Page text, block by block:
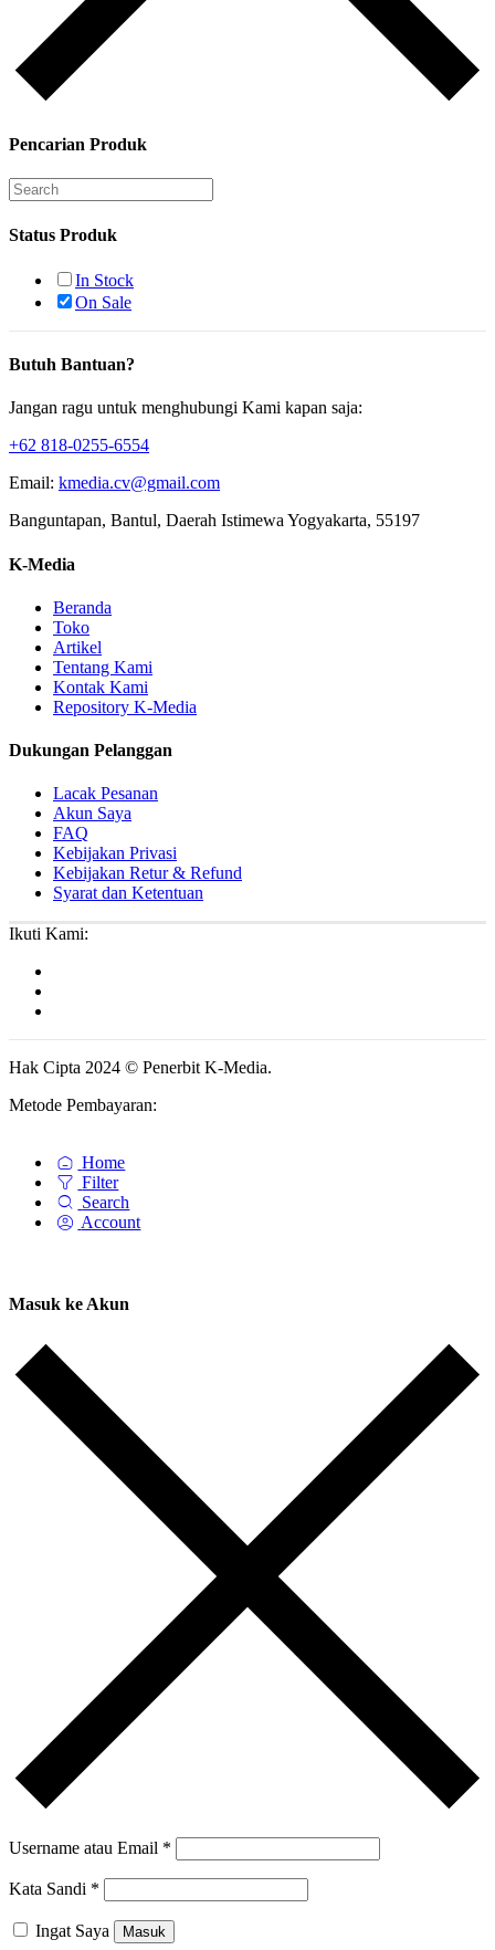
Pencarian Produk
Status Produk
In Stock
On Sale
Butuh Bantuan?
Jangan ragu untuk menghubungi Kami kapan saja:
+62 818-0255-6554
Email: kmedia.cv@gmail.com
Banguntapan, Bantul, Daerah Istimewa Yogyakarta, 55197
K-Media
Beranda
Toko
Artikel
Tentang Kami
Kontak Kami
Repository K-Media
Dukungan Pelanggan
Lacak Pesanan
Akun Saya
FAQ
Kebijakan Privasi
Kebijakan Retur & Refund
Syarat dan Ketentuan
Ikuti Kami:
Hak Cipta 2024 © Penerbit K-Media.
Metode Pembayaran:
Home
Filter
Search
Account
Masuk ke Akun
Username atau Email *
Kata Sandi *
Ingat Saya Masuk